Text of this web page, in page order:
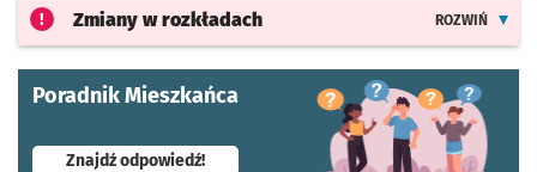
Zmiany w rozkładach ROZWIŃ
Poradnik Mieszkańca
Znajdź odpowiedź!- otworzy się w nowej karcie